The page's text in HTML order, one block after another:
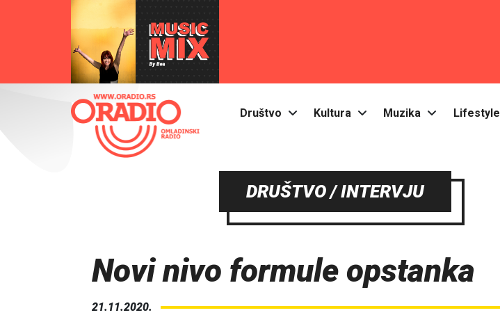
Društvo Kultura Muzika Lifestyle
DRUŠTVO / INTERVJU
Novi nivo formule opstanka
21.11.2020.